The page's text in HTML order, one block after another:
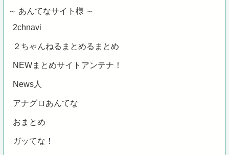
～ あんてなサイト様 ～
2chnavi
２ちゃんねるまとめるまとめ
NEWまとめサイトアンテナ！
News人
アナグロあんてな
おまとめ
ガッてな！